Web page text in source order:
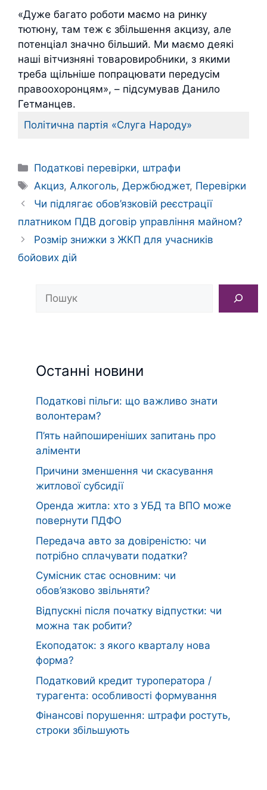
«Дуже багато роботи маємо на ринку
тютюну, там теж є збільшення акцизу, але
потенціал значно більший. Ми маємо деякі
наші вітчизняні товаровиробники, з якими
треба щільніше попрацювати передусім
правоохоронцям», – підсумував Данило
Гетманцев.
Політична партія «Слуга Народу»
Категорії
Податкові перевірки, штрафи
Позначки
Акциз, Алкоголь,Держбюджет, Перевірки
Чи підлягає обов’язковій реєстрації
платником ПДВ договір управління майном?
Розмір знижки з ЖКП для учасників
бойових дій
Останні новини
Податкові пільги: що важливо знати
волонтерам?
П’ять найпоширеніших запитань про
аліменти
Причини зменшення чи скасування
житлової субсидії
Оренда житла: хто з УБД та ВПО може
повернути ПДФО
Передача авто за довіреністю: чи
потрібно сплачувати податки?
Сумісник стає основним: чи
обов’язково звільняти?
Відпускні після початку відпустки: чи
можна так робити?
Екоподаток: з якого кварталу нова
форма?
Податковий кредит туроператора /
турагента: особливості формування
Фінансові порушення: штрафи ростуть,
строки збільшують